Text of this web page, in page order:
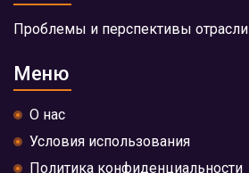
Проблемы и перспективы отрасли
Меню
О нас
Условия использования
Политика конфиденциальности